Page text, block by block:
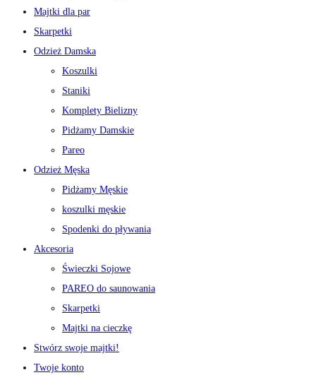
Majtki dla par
Skarpetki
Odzież Damska
Koszulki
Staniki
Komplety Bielizny
Pidżamy Damskie
Pareo
Odzież Męska
Pidżamy Męskie
koszulki męskie
Spodenki do pływania
Akcesoria
Świeczki Sojowe
PAREO do saunowania
Skarpetki
Majtki na cieczkę
Stwórz swoje majtki!
Twoje konto